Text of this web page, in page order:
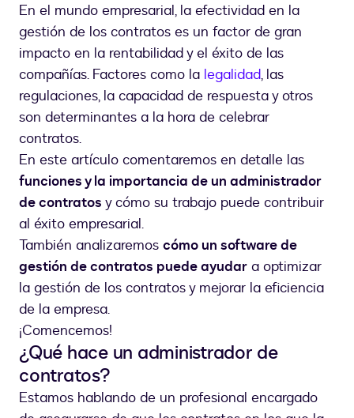
En el mundo empresarial, la efectividad en la
gestión de los contratos es un factor de gran
impacto en la rentabilidad y el éxito de las
compañías. Factores como la legalidad, las
regulaciones, la capacidad de respuesta y otros
son determinantes a la hora de celebrar
contratos.
En este artículo comentaremos en detalle las
funciones y la importancia de un administrador
de contratos y cómo su trabajo puede contribuir
al éxito empresarial.
También analizaremos cómo un software de
gestión de contratos puede ayudar a optimizar
la gestión de los contratos y mejorar la eficiencia
de la empresa.
¡Comencemos!
¿Qué hace un administrador de
contratos?
Estamos hablando de un profesional encargado